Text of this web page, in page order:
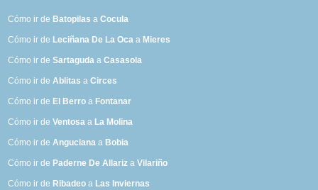
Cómo ir de Batopilas aCocula
Cómo ir de Leciñana De La Oca a Mieres
Cómo ir deSartaguda aCasasola
Cómo ir deAblitas aCirces
Cómo ir de El Berro a Fontanar
Cómo ir deVentosa a La Molina
Cómo ir deAnguciana a Bobia
Cómo ir de Paderne De Allariz aVilariño
Cómo ir de Ribadeo a Las Inviernas